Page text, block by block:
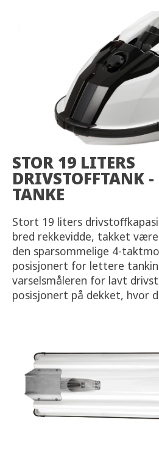
STOR 19 LITERS
DRIVSTOFFTANK
TANKE
Stort 19 liters
bred rekkevidde, takket
den sparsommelige 4-
posisjonert for lettere
varselsmåleren for lavt
posisjonert på dekket, hvor